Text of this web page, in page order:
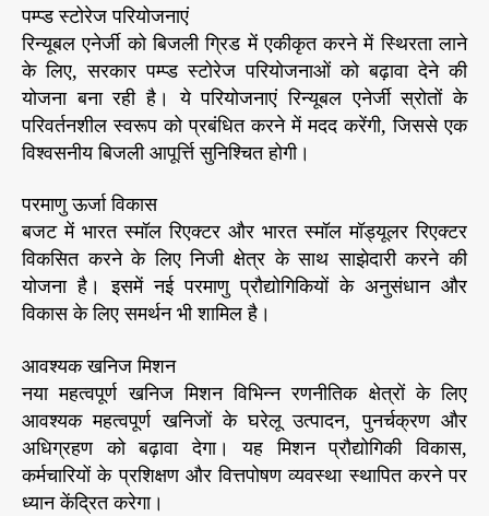
पम्प्ड स्टोरेज परियोजनाएं
रिन्यूबल एनेर्जी को बिजली ग्रिड में एकीकृत करने में स्थिरता लाने
के लिए, सरकार पम्प्ड स्टोरेज परियोजनाओं को बढ़ावा देने की
योजना बना रही है। ये परियोजनाएं रिन्यूबल एनेर्जी स्रोतों के
परिवर्तनशील स्वरूप को प्रबंधित करने में मदद करेंगी, जिससे एक
विश्वसनीय बिजली आपूर्त्ति सुनिश्चित होगी।
परमाणु ऊर्जा विकास
बजट में भारत स्मॉल रिएक्टर और भारत स्मॉल मॉड्यूलर रिएक्टर
विकसित करने के लिए निजी क्षेत्र के साथ साझेदारी करने की
योजना है। इसमें नई परमाणु प्रौद्योगिकियों के अनुसंधान और
विकास के लिए समर्थन भी शामिल है।
आवश्यक खनिज मिशन
नया महत्वपूर्ण खनिज मिशन विभिन्न रणनीतिक क्षेत्रों के लिए
आवश्यक महत्वपूर्ण खनिजों के घरेलू उत्पादन, पुनर्चक्रण और
अधिग्रहण को बढ़ावा देगा। यह मिशन प्रौद्योगिकी विकास,
कर्मचारियों के प्रशिक्षण और वित्तपोषण व्यवस्था स्थापित करने पर
ध्यान केंद्रित करेगा।